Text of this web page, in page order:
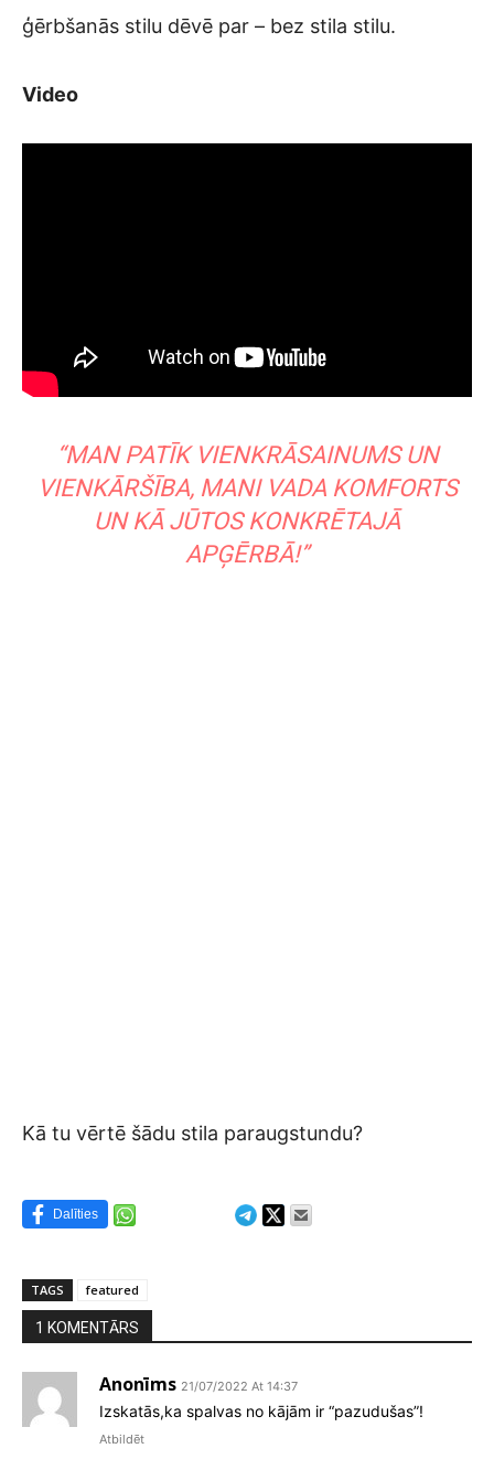
ģērbšanās stilu dēvē par – bez stila stilu.
Video
“MAN PATĪK VIENKRĀSAINUMS UN
VIENKĀRŠĪBA, MANI VADA KOMFORTS
UN KĀ JŪTOS KONKRĒTAJĀ
APĢĒRBĀ!”
Kā tu vērtē šādu stila paraugstundu?
Dalīties
TAGS featured
1 KOMENTĀRS
Anonīms 21/07/2022 At 14:37
Izskatās,ka spalvas no kājām ir “pazudušas”!
Atbildēt